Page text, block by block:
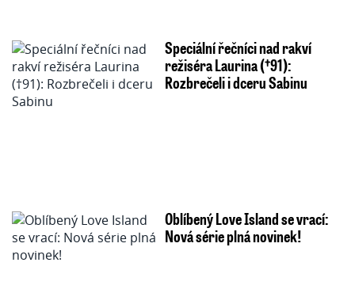
Speciální řečníci nad rakví
režiséra Laurina (†91):
Rozbrečeli i dceru Sabinu
Oblíbený Love Island se vrací:
Nová série plná novinek!